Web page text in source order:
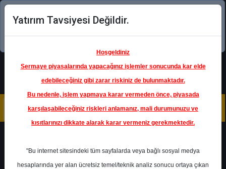
Şimdi uygulamayı indirin!
Yatırım Tavsiyesi Değildir.
Hoşgeldiniz
Sermaye piyasalarında yapacağınız işlemler sonucunda kar elde
edebileceğiniz gibi zarar riskiniz de bulunmaktadır.
Bu nedenle, işlem yapmaya karar vermeden önce, piyasada
karşılaşabileceğiniz riskleri anlamanız, mali durumunuzu ve
kısıtlarınızı dikkate alarak karar vermeniz gerekmektedir.
"Bu internet sitesindeki tüm sayfalarda veya bağlı sosyal medya
hesaplarında yer alan ücretsiz temel/teknik analiz sonucu ortaya çıkan